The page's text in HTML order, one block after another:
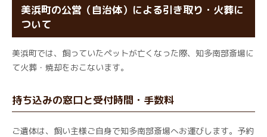
美浜町の公営（自治体）による引き取り・火葬に
ついて
美浜町では、飼っていたペットが亡くなった際、知多南部斎場に
て火葬・焼却をおこないます。
持ち込みの窓口と受付時間・手数料
ご遺体は、飼い主様ご自身で知多南部斎場へお運びします。予約